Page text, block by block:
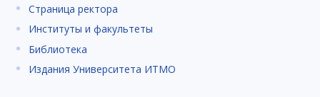
Страница ректора
Институты и факультеты
Библиотека
Издания Университета ИТМО